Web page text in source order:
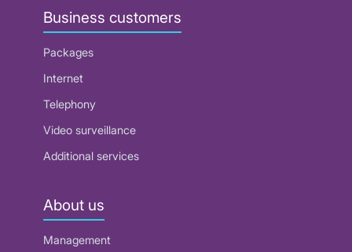
Business customers
Packages
Internet
Telephony
Video surveillance
Additional services
About us
Management